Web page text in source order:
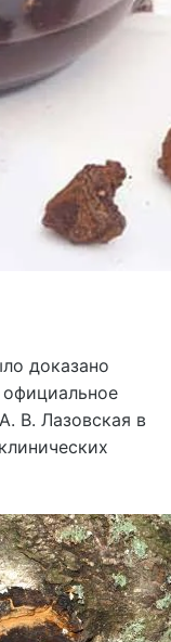
доказано
В. Лазовская в